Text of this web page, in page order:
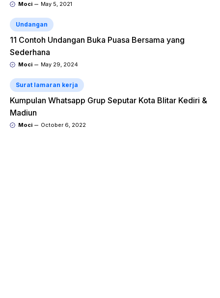
Moci May 5, 2021
Undangan
11 Contoh Undangan Buka Puasa Bersama yang
Sederhana
Moci May 29, 2024
Surat lamaran kerja
Kumpulan Whatsapp Grup Seputar Kota Blitar Kediri &
Madiun
Moci October 6, 2022